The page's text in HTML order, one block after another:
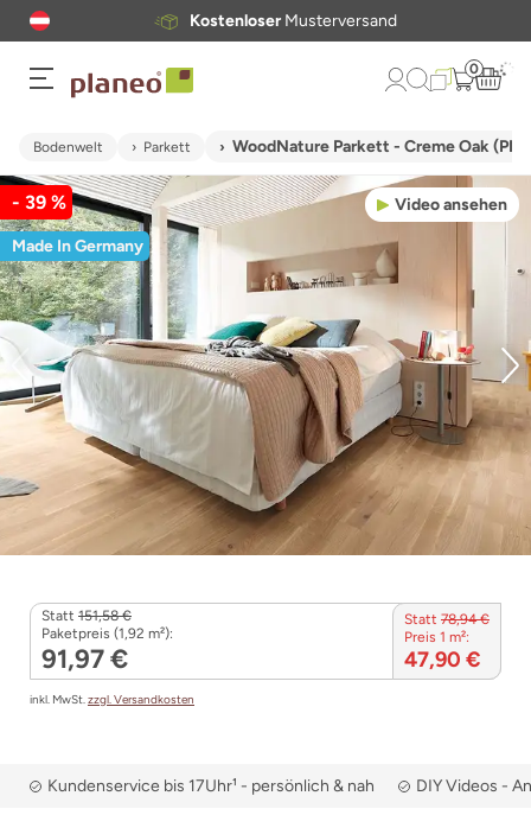
Kostenloser Musterversand
0
Bodenwelt Parkett WoodNature Parkett - Creme Oak
Video ansehen
- 39 %
Made In Germany
Statt 151,58 €
Paketpreis (1,92 m²):
91,97 €
Statt 78,94 €
Preis 1 m²:
47,90 €
inkl. MwSt.zzgl. Versandkosten
Kundenservice bis 17Uhr¹ - persönlich & nah DIY Videos -